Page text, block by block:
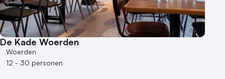
Museum
Theater
Varende locatie
De Kade Woerden
Woerden
12 - 30 personen